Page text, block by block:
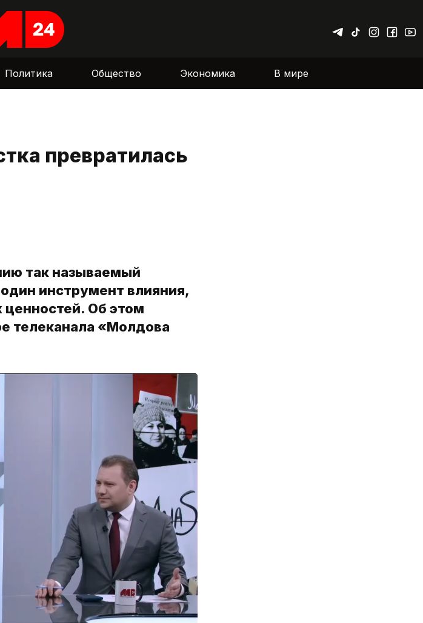
Политика Общество Экономика В мире
превратилась
так называемый
инструмент влияния,
Об этом
телеканала «Молдова